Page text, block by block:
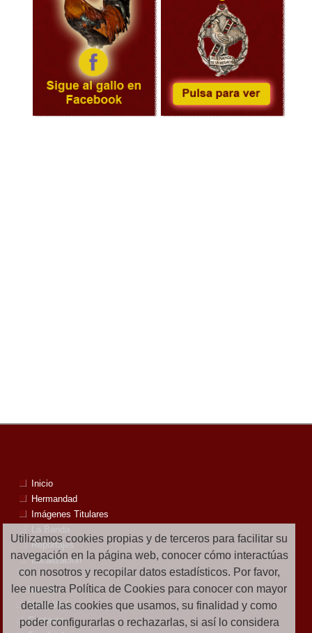
Inicio
Hermandad
Imágenes Titulares
La Banda
Reportajes
Localización
Noticias
Mapa Web
Contacto
Utilizamos cookies propias y de terceros para facilitar su
navegación en la página web, conocer cómo interactúas
con nosotros y recopilar datos estadísticos. Por favor,
lee nuestra Política de Cookies para conocer con mayor
detalle las cookies que usamos, su finalidad y como
poder configurarlas o rechazarlas, si así lo considera